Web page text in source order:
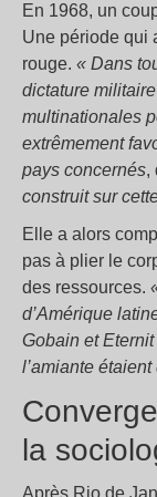
En 1968, un
Une période qui
rouge. « Dans
dictature
multinationales
extrêmement
pays concernés,
construit sur
Elle a alors
pas à plier le
des ressources.
d’Amérique
Gobain et
l’amiante
la
Après Rio de